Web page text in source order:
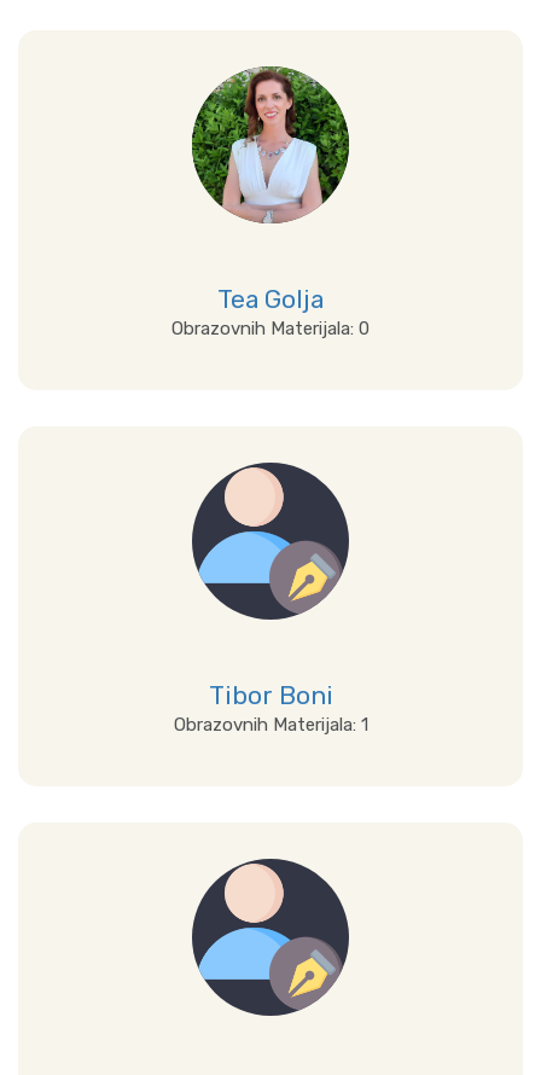
Prikaži sve
Tea Golja
Obrazovnih Materijala: 0
Prikaži sve
Tibor Boni
Obrazovnih Materijala: 1
Prikaži sve